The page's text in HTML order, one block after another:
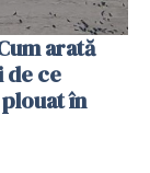
arată
de ce
în